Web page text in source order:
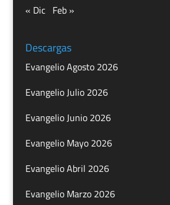
« Dic Feb »
Descargas
Evangelio Agosto 2026
Evangelio Julio 2026
Evangelio Junio 2026
Evangelio Mayo 2026
Evangelio Abril 2026
Evangelio Marzo 2026